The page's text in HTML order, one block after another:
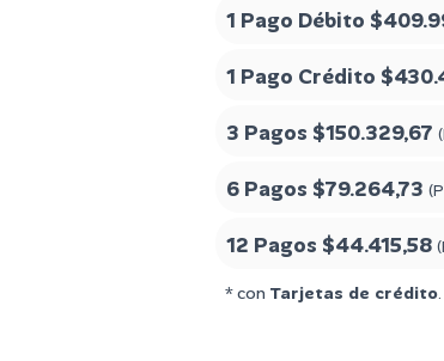
1 Pago Débito
1 Pago Crédito
3 Pagos $150.329,67
6 Pagos $79.264,73
12 Pagos $44.415,58
* con Tarjetas de crédito